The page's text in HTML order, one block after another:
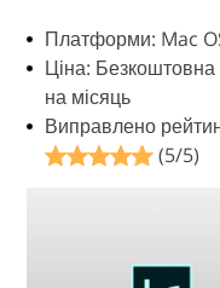
Платформи: Mac
Ціна:
на місяць
Виправлено
(5/5)